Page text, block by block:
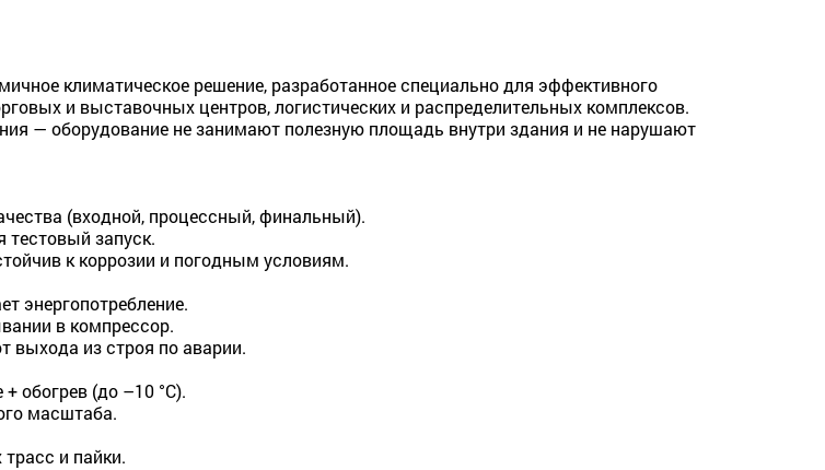
климатическое решение, разработанное специально для эффективного
и выставочных центров, логистических и распределительных комплексов.
— оборудование не занимают полезную площадь внутри здания и не нарушают
(входной, процессный, финальный).
тестовый запуск.
к коррозии и погодным условиям.
энергопотребление.
в компрессор.
выхода из строя по аварии.
обогрев (до –10 °C).
масштаба.
и пайки.